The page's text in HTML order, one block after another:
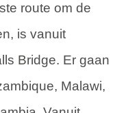
route om de
is vanuit
Bridge. Er gaan
Malawi,